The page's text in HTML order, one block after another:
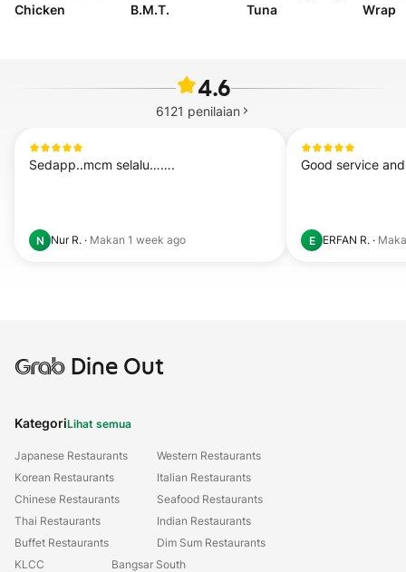
Chicken
B.M.T.
Tuna
Wrap
4.6
6121 penilaian
Sedapp..mcm selalu…….
N Nur R. · Makan 1 week ago
Good service
E ERFAN R. ·
GrabDine Out
KategoriLihat semua
Japanese Restaurants
Korean Restaurants
Chinese Restaurants
Thai Restaurants
Buffet Restaurants
Western Restaurants
Italian Restaurants
Seafood Restaurants
Indian Restaurants
Dim Sum Restaurants
KLCC
Bangsar South